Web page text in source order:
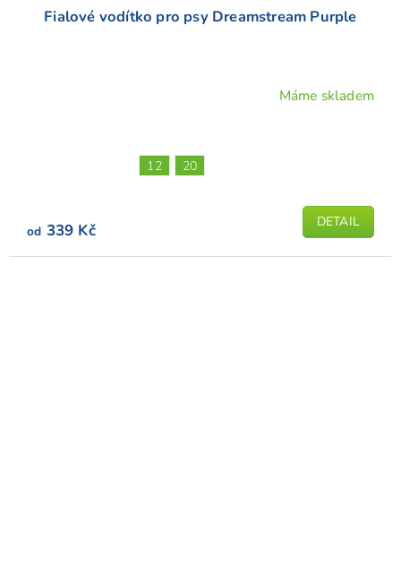
Fialové vodítko pro psy Dreamstream Purple
Máme skladem
od 339 Kč DETAIL
12 20